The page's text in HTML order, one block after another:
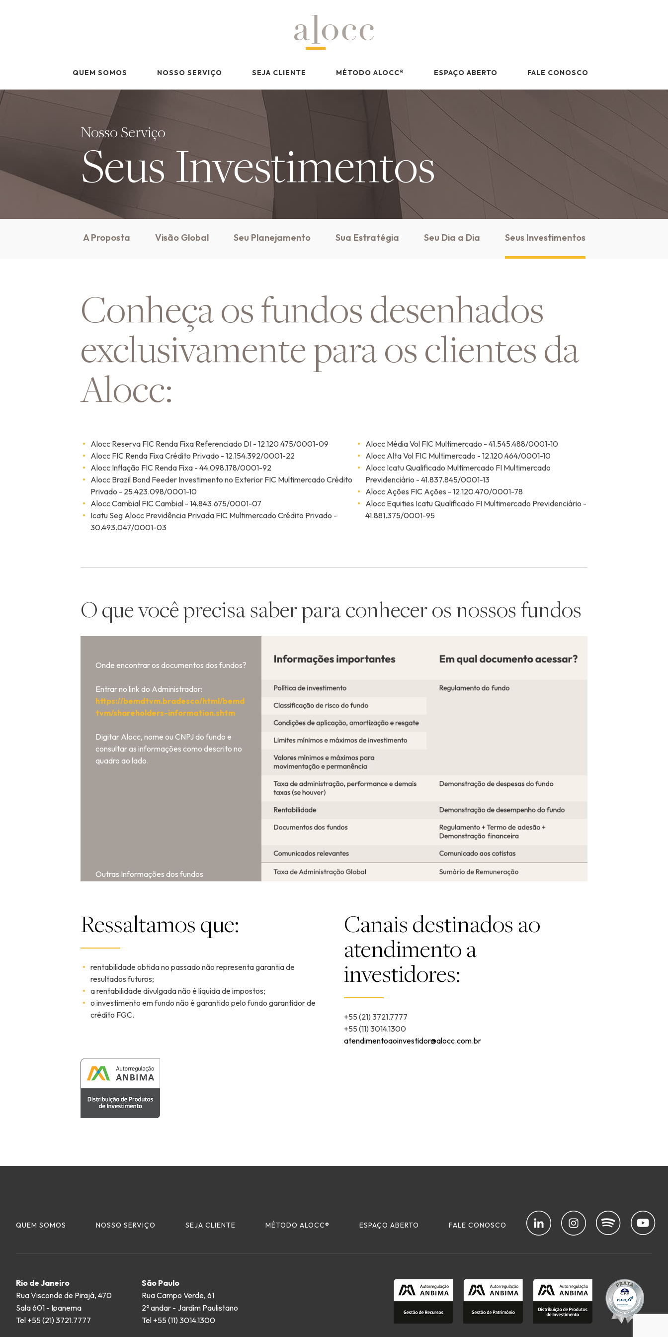
QUEM SOMOS NOSSO SERVIÇO SEJA CLIENTE MÉTODO ALOCC® ESPAÇO ABERTO FALE CONOSCO
Nosso Serviço
Seus Investimentos
A Proposta Visão Global Seu Planejamento Sua Estratégia Seu Dia a Dia Seus Investimentos
Conheça os fundos desenhados
exclusivamente para os clientes da
Alocc:
Alocc Reserva FIC Renda Fixa Referenciado DI - 12.120.475/0001-09
Alocc FIC Renda Fixa Crédito Privado - 12.154.392/0001-22
Alocc Inflação FIC Renda Fixa - 44.098.178/0001-92
Alocc Brazil Bond Feeder Investimento no Exterior FIC Multimercado Crédito
Privado - 25.423.098/0001-10
Alocc Cambial FIC Cambial - 14.843.675/0001-07
Icatu Seg Alocc Previdência Privada FIC Multimercado Crédito Privado -
30.493.047/0001-03
Alocc Média Vol FIC Multimercado - 41.545.488/0001-10
Alocc Alta Vol FIC Multimercado - 12.120.464/0001-10
Alocc Icatu Qualificado Multimercado FI Multimercado
Previdenciário - 41.837.845/0001-13
Alocc Ações FIC Ações - 12.120.470/0001-78
Alocc Equities Icatu Qualificado FI Multimercado Previdenciário -
41.881.375/0001-95
O que você precisa saber para conhecer os nossos fundos
Onde encontrar os documentos dos fundos?
Entrar no link do Administrador:
https://bemdtvm.bradesco/html/bemd
tvm/shareholders-information.shtm
Digitar Alocc, nome ou CNPJ do fundo e
consultar as informações como descrito no
quadro ao lado.
Outras Informações dos fundos
Ressaltamos que:
rentabilidade obtida no passado não representa garantia de
resultados futuros;
a rentabilidade divulgada não é líquida de impostos;
o investimento em fundo não é garantido pelo fundo garantidor de
crédito FGC.
Canais destinados ao
atendimento a
investidores:
+55 (21) 3721.7777
+55 (11) 3014.1300
atendimentoaoinvestidor@alocc.com.br
QUEM SOMOS NOSSO SERVIÇO SEJA CLIENTE MÉTODO ALOCC® ESPAÇO ABERTO FALE CONOSCO
Rio de Janeiro
Rua Visconde de Pirajá, 470
Sala 601 - Ipanema
Tel +55 (21) 3721.7777
São Paulo
Rua Campo Verde, 61
2º andar - Jardim Paulistano
Tel +55 (11) 3014.1300